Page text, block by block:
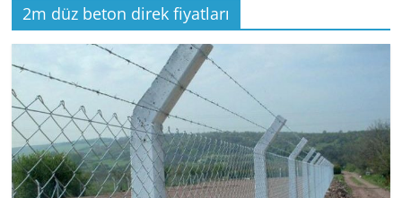
2m düz beton direk fiyatları